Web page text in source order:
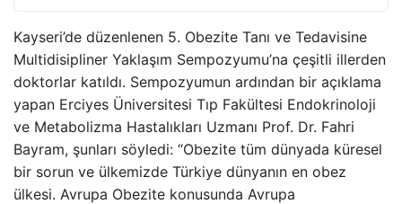
Kayseri’de düzenlenen 5. Obezite Tanı ve Tedavisine
Multidisipliner Yaklaşım Sempozyumu’na çeşitli illerden
doktorlar katıldı. Sempozyumun ardından bir açıklama
yapan Erciyes Üniversitesi Tıp Fakültesi Endokrinoloji
ve Metabolizma Hastalıkları Uzmanı Prof. Dr. Fahri
Bayram, şunları söyledi: “Obezite tüm dünyada küresel
bir sorun ve ülkemizde Türkiye dünyanın en obez
ülkesi. Avrupa Obezite konusunda Avrupa